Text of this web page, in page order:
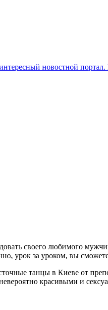
новостной
своего любимого
урок за уроком, вы
танцы в Киеве от
красивыми и